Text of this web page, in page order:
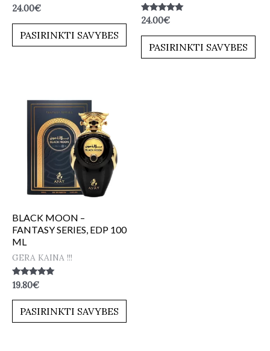
Įvertinimas:
iš
24.00€
PASIRINKTI SAVYBES
Įvertinimas:
iš 5
24.00€
PASIRINKTI SAVYBES
BLACK MOON –
FANTASY SERIES, EDP 100
ML
GERA KAINA !!!
Įvertinimas:
5.00
iš 5
19.80€
PASIRINKTI SAVYBES